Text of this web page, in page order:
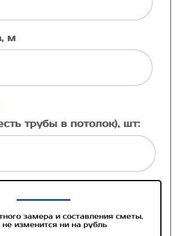
м
трубы в потолок), шт:
замера и составления сметы,
не изменится ни на рубль